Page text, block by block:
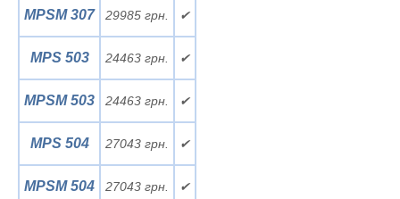
MPSM 307 29985 грн. ✔
MPS 503 24463 грн. ✔
MPSM 503 24463 грн. ✔
MPS 504 27043 грн. ✔
MPSM 504 27043 грн. ✔